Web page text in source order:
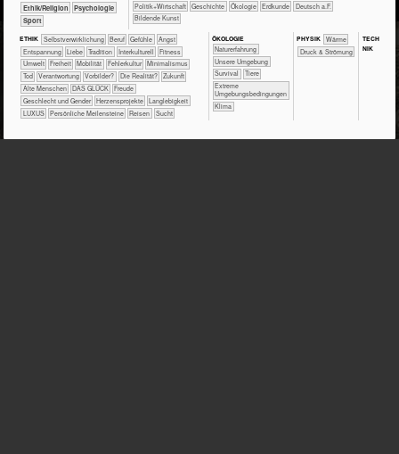
​​​​​​​​​​Ethik/​Religion
​​​​​​​​​​Psychologie
Sport
​​​​​​​​​Politik+​Wirtschaft ​​​​​​​​Geschichte ​​​​​​​​Ökologie ​​​​​Erdkunde
​​​Deutsch a.F.
Bildende Kunst
ETHIK ​​​​​​​​​​​​​​​​​​​​​​​​​​​​​​​​​​​​​​​​Selbst­verwirklichung ​​​​​​​​​​​​​​​Beruf ​​​​​​​​​​​​​​​Gefühle
​​​​​​​​​​​​​Angst
​​​​​​​​​​​​​Entspannung
​​​​​​​​​​​​Liebe ​​​​​​​​​​​Tradition ​​​​​​​​Interkulturell
​​​​​Fitness
​​​​​Umwelt
​​​Freiheit ​​​Mobilität ​​Fehlerkultur
​​Minimalismus
​​Tod
​​Verantwortung ​​Vorbilder? ​Die Realität?
​Zukunft
Alte Menschen
DAS GLÜCK
Freude
Geschlecht und Gender
Herzensprojekte
Langlebigkeit
LUXUS
Persönliche Meilensteine Reisen Sucht
ÖKO​LOGIE
​​​​​​​​​​​​​Naturerfahrung
​​​​​​​​​​​​​Unsere Umgebung
​​​​​​​​​​​​Survival
​​​​​​​​Tiere
​​​​​​​​​​Extreme
Umgebungsbedingungen
Klima
PHY​SIK ​​​​​Wärme
Druck & Strömung
TECH​
NIK